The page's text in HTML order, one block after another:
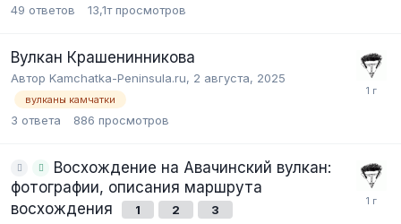
49 ответов 13,1т просмотров
Вулкан Крашенинникова
Автор Kamchatka-Peninsula.ru, 2 августа, 2025
вулканы камчатки
3 ответа 886 просмотров
Восхождение на Авачинский вулкан:
фотографии, описания маршрута
восхождения
1 2
3